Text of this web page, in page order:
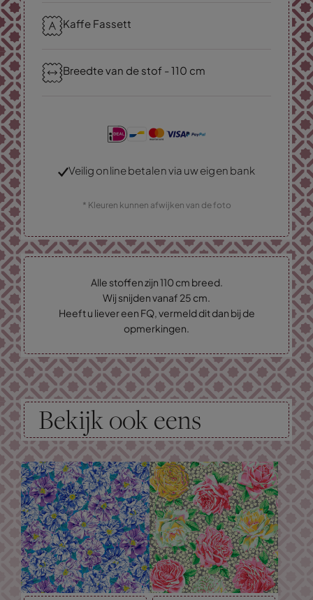
Kaffe Fassett
Breedte van de stof - 110 cm
Veilig online betalen via uw eigen bank
* Kleuren kunnen afwijken van de foto
Alle stoffen zijn 110 cm breed.
Wij snijden vanaf 25 cm.
Heeft u liever een FQ, vermeld dit dan bij de
opmerkingen.
Bekijk ook eens